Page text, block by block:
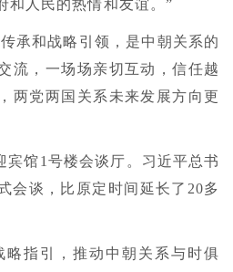
和人民的热情和友谊。”
承和战略引领，是中朝关系的
流，一场场亲切互动，信任越
两党两国关系未来发展方向更
宾馆1号楼会谈厅。习近平总书
会谈，比原定时间延长了20多
略指引，推动中朝关系与时俱